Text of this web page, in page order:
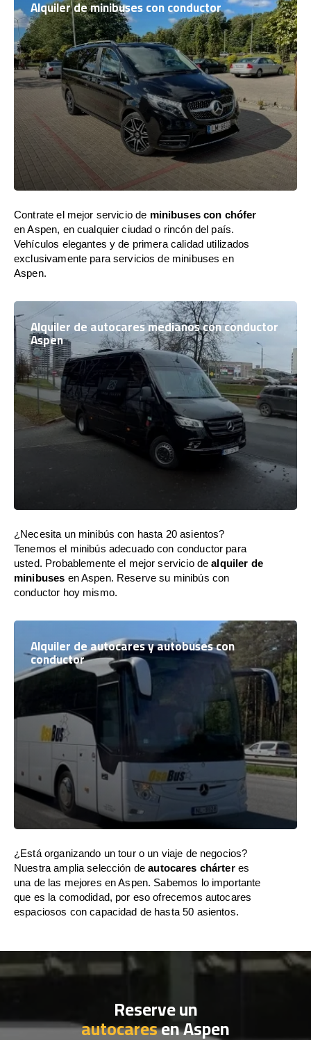
Alquiler de minibuses con conductor
Contrate el mejor servicio de minibuses con chófer
en Aspen, en cualquier ciudad o rincón del país.
Vehículos elegantes y de primera calidad utilizados
exclusivamente para servicios de minibuses en
Aspen.
Alquiler de autocares medianos con conductor
Aspen
¿Necesita un minibús con hasta 20 asientos?
Tenemos el minibús adecuado con conductor para
usted. Probablemente el mejor servicio dealquiler de
minibuses en Aspen. Reserve su minibús con
conductor hoy mismo.
Alquiler de autocares y autobuses con
conductor
¿Está organizando un tour o un viaje de negocios?
Nuestra amplia selección deautocares chárteres
una de las mejores en Aspen. Sabemos lo importante
que es la comodidad, por eso ofrecemos autocares
espaciosos con capacidad de hasta 50 asientos.
Reserve un
autocaresen Aspen